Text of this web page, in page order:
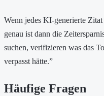
Wenn jedes KI-generierte
genau ist dann die
suchen, verifizieren was das
verpasst hätte.”
Häufige Fragen